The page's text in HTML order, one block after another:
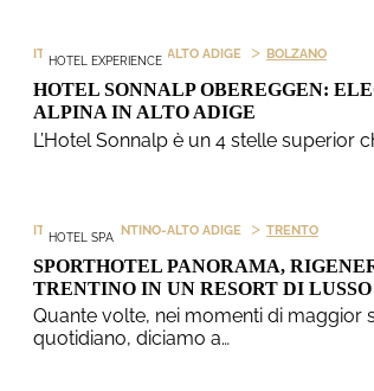
HOTEL EXPERIENCE
ITALIA > TRENTINO-ALTO ADIGE > BOLZANO
HOTEL SONNALP OBEREGGEN:
ALPINA IN ALTO ADIGE
L’Hotel Sonnalp è un 4 stelle superior
HOTEL SPA
ITALIA > TRENTINO-ALTO ADIGE > TRENTO
SPORTHOTEL PANORAMA,
TRENTINO IN UN RESORT DI LUSSO
Quante volte, nei momenti di maggior
quotidiano, diciamo a…